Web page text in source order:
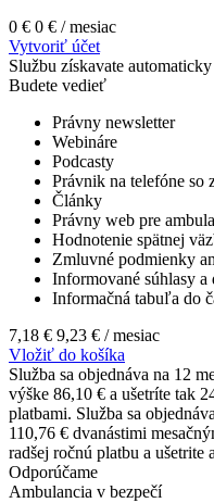
0 € 0 € / mesiac
Vytvoriť účet
Službu získavate
Budete vedieť
Právny newsletter
Webináre
Podcasty
Právnik na telefóne
Články
Právny web pre
Hodnotenie spätnej
Zmluvné podmienky
Informované súhlasy a
Informačná tabuľa do
7,18 € 9,23 € / mesiac
Vložiť do košíka
Služba sa objednáva na 12
výške 86,10 € a ušetríte tak
platbami. Služba sa
110,76 € dvanástimi
radšej ročnú platbu a ušetrite
Odporúčame
Ambulancia v bezpečí